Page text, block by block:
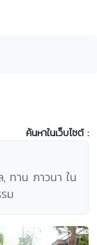
ค้นหาในเว็บไซต์ :
ทาน ภาวนา ใน
ม